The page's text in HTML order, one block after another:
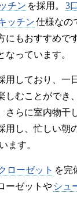
チン を採用。 3
ッチン仕様なの
にもおすすめ
っています。
用しており、
むことができ、
さらに室内物
用し、忙しい朝
ます。
ローゼット を完
ーゼットや シュ